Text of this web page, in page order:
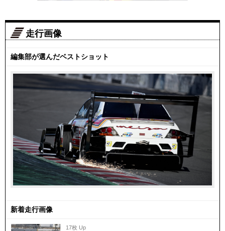
走行画像
編集部が選んだベストショット
新着走行画像
17枚 Up